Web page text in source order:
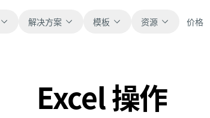
解决方案 模板
全部
浏览全部可直接使用的表格模板。
资源
获取产品更新、案例和工作流灵感。
价格
Excel 操作